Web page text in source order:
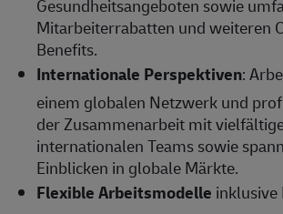
Gesundheitsangeboten sowie
Mitarbeiterrabatten und weiteren
Benefits.
Internationale Perspektiven:
einem globalen Netzwerk und
der Zusammenarbeit mit
internationalen Teams sowie
Einblicken in globale Märkte.
Flexible Arbeitsmodelle